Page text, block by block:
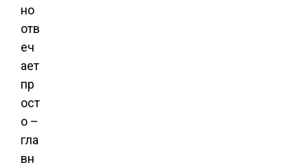
но
отв
еч
ает
пр
ост
о –
гла
вн